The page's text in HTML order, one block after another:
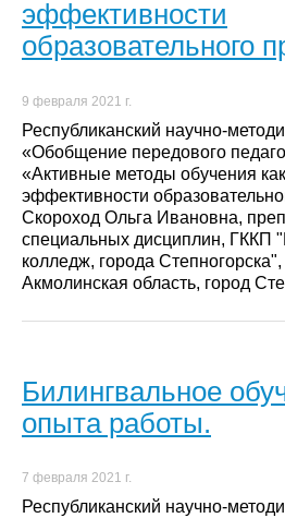
эффективности
образовательного
9 февраля 2021 г.
Республиканский научно-
«Обобщение передового
«Активные методы обучения
эффективности
Скороход Ольга Ивановна,
специальных дисциплин, ГККП
колледж, города Степногорска",
Акмолинская область, город
Билингвальное
опыта работы.
7 февраля 2021 г.
Республиканский научно-